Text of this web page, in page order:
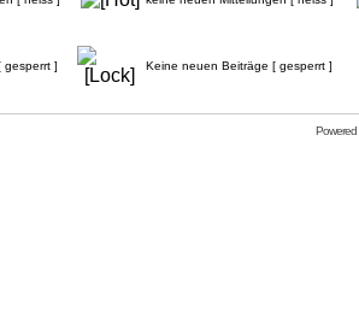
gesperrt ] Keine neuen Beiträge [ gesperrt ]